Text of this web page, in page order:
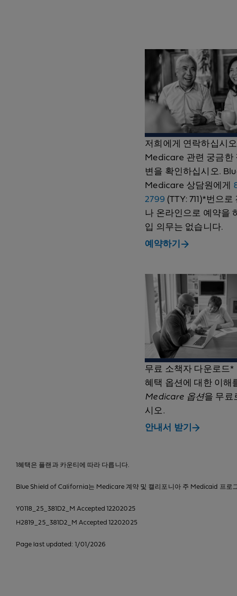
저희에게 연락하십시오
Medicare 관련 궁금한
변을 확인하십시오.
Medicare 상담원에게
2799 (TTY: 711)*번으
나 온라인으로 예약을
입 의무는 없습니다.
예약하기
무료 소책자 다운로드*
혜택 옵션에 대한 이해
Medicare 옵션을 무료
시오.
안내서 받기
1혜택은 플랜과 카운티에 따라 다릅니다.
Blue Shield of California는 Medicare 계약 및 캘리포니아 주 Medicaid 프로
Y0118_25_381D2_M Accepted 12202025
H2819_25_381D2_M Accepted 12202025
Page last updated: 1/01/2026